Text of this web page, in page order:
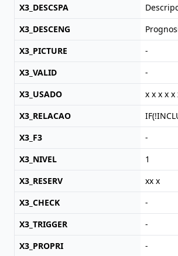
X3_DESCSPA
X3_DESCENG
X3_PICTURE
-
X3_VALID
-
X3_USADO
x x x x x
X3_RELACAO
X3_F3
-
X3_NIVEL
1
X3_RESERV
xx x
X3_CHECK
-
X3_TRIGGER
-
X3_PROPRI
-